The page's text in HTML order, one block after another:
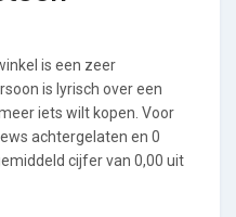
is een zeer
is lyrisch over een
iets wilt kopen. Voor
achtergelaten en 0
cijfer van 0,00 uit